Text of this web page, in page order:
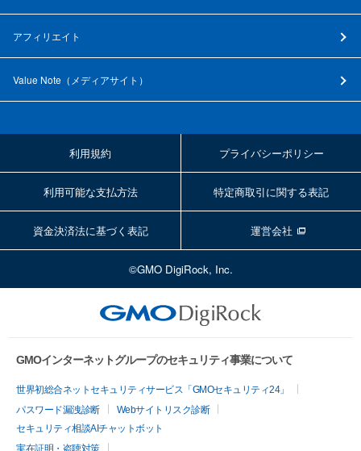
アフィリエイト
Value Note（ メディアサイト ）
利用規約 プライバシーポリシー
利用可能な支払方法 特定商取引に関する表記
資金決済法に基づく表記 運営会社
©GMO DigiRock, Inc.
GMOインターネットグループのセキュリティ事業について
世界初総合ネットセキュリティサービス「GMOセキュリティ24」
パスワード漏洩診断
Webサイトリスク診断
セキュリティ相談AIチャットボット
実在証明・盗聴対策